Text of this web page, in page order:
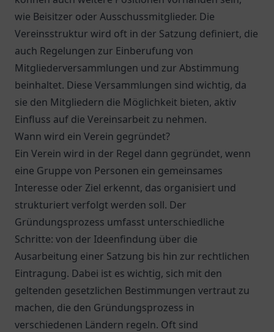
wie Beisitzer oder Ausschussmitglieder. Die
Vereinsstruktur wird oft in der Satzung definiert, die
auch Regelungen zur Einberufung von
Mitgliederversammlungen und zur Abstimmung
beinhaltet. Diese Versammlungen sind wichtig, da
sie den Mitgliedern die Möglichkeit bieten, aktiv
Einfluss auf die Vereinsarbeit zu nehmen.
Wann wird ein Verein gegründet?
Ein Verein wird in der Regel dann gegründet, wenn
eine Gruppe von Personen ein gemeinsames
Interesse oder Ziel erkennt, das organisiert und
strukturiert verfolgt werden soll. Der
Gründungsprozess umfasst unterschiedliche
Schritte: von der Ideenfindung über die
Ausarbeitung einer Satzung bis hin zur rechtlichen
Eintragung. Dabei ist es wichtig, sich mit den
geltenden gesetzlichen Bestimmungen vertraut zu
machen, die den Gründungsprozess in
verschiedenen Ländern regeln. Oft sind